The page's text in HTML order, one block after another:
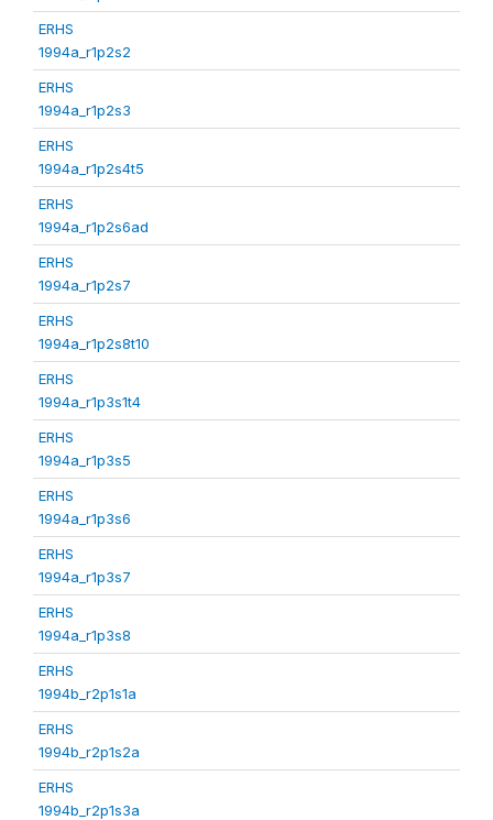
ERHS
1994a_r1p2s2
ERHS
1994a_r1p2s3
ERHS
1994a_r1p2s4t5
ERHS
1994a_r1p2s6ad
ERHS
1994a_r1p2s7
ERHS
1994a_r1p2s8t10
ERHS
1994a_r1p3s1t4
ERHS
1994a_r1p3s5
ERHS
1994a_r1p3s6
ERHS
1994a_r1p3s7
ERHS
1994a_r1p3s8
ERHS
1994b_r2p1s1a
ERHS
1994b_r2p1s2a
ERHS
1994b_r2p1s3a